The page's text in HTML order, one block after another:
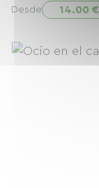
Desde 14.00